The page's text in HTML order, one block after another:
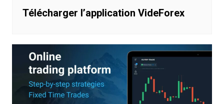
Télécharger l’application VideForex